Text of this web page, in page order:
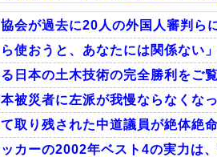
互RSS
会が過去に20人の外国人審判ら
ら使おうと、あなたには関係ない
日本の土木技術の完全勝利をご
被災者に左派が我慢ならなくな
取り残された中道議員が絶体絶
カーの2002年ベスト4の実力は